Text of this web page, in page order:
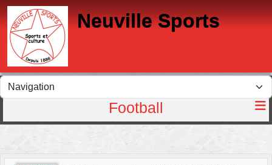
Neuville Sports
Football
Panneau de gestion des cookies